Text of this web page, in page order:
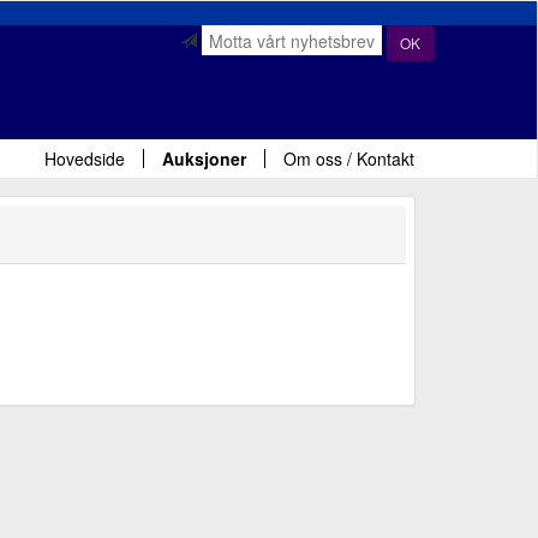
OK
Hovedside Auksjoner Om oss / Kontakt